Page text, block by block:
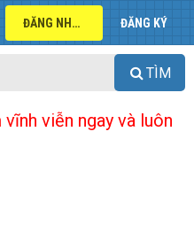
ĐĂNG NHẬP ĐĂNG KÝ
TÌM
viễn ngay và luôn